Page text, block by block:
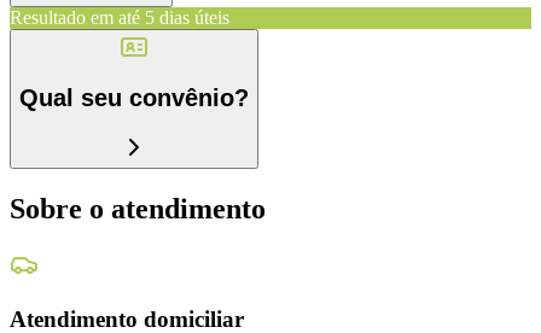
Resultado em até 5 dias úteis
Qual seu convênio?
Sobre o atendimento
Atendimento domiciliar